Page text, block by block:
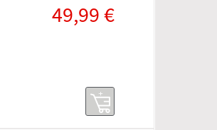
49,99 €